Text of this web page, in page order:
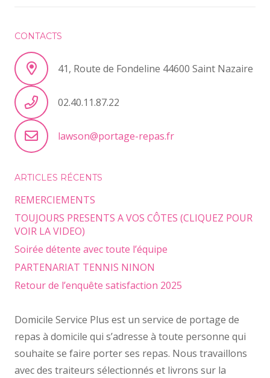
CONTACTS
41, Route de Fondeline 44600 Saint Nazaire
02.40.11.87.22
lawson@portage-repas.fr
ARTICLES RÉCENTS
REMERCIEMENTS
TOUJOURS PRESENTS A VOS CÔTES (CLIQUEZ POUR
VOIR LA VIDEO)
Soirée détente avec toute l’équipe
PARTENARIAT TENNIS NINON
Retour de l’enquête satisfaction 2025
Domicile Service Plus est un service de portage de
repas à domicile qui s’adresse à toute personne qui
souhaite se faire porter ses repas. Nous travaillons
avec des traiteurs sélectionnés et livrons sur la